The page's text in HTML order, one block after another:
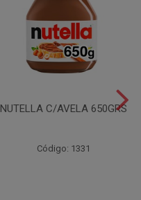
NUTELLA C/AVELA 650GRS
Código: 1331